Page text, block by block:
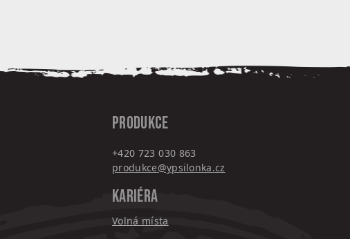
PRODUKCE
+420 723 030 863
produkce@ypsilonka.cz
KARIÉRA
Volná místa